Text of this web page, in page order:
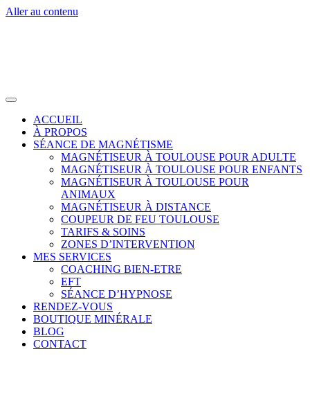
Aller au contenu
ACCUEIL
À PROPOS
SÉANCE DE MAGNÉTISME
MAGNÉTISEUR À TOULOUSE POUR ADULTE
MAGNÉTISEUR À TOULOUSE POUR ENFANTS
MAGNÉTISEUR À TOULOUSE POUR
ANIMAUX
MAGNÉTISEUR À DISTANCE
COUPEUR DE FEU TOULOUSE
TARIFS & SOINS
ZONES D’INTERVENTION
MES SERVICES
COACHING BIEN-ETRE
EFT
SÉANCE D’HYPNOSE
RENDEZ-VOUS
BOUTIQUE MINÉRALE
BLOG
CONTACT